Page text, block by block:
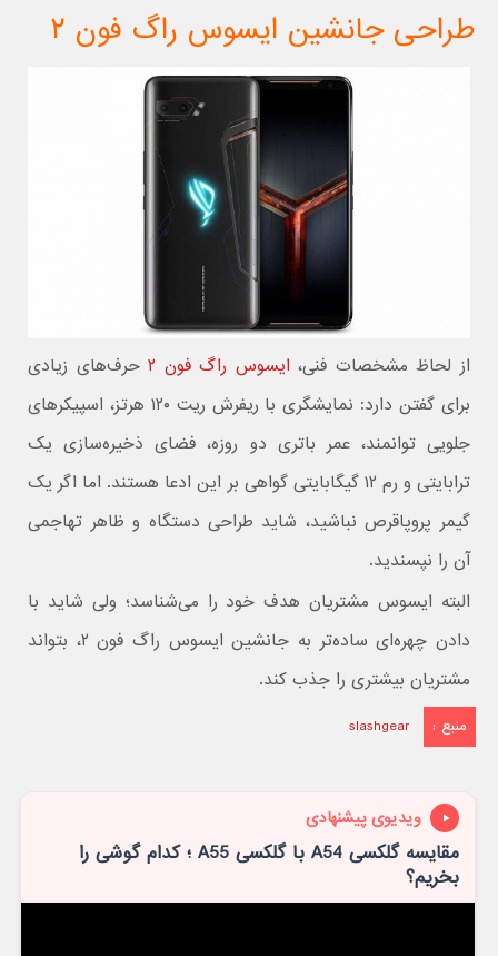
طراحی جانشین ایسوس راگ فون ۲
از لحاظ مشخصات فنی، ایسوس راگ فون ۲
حرف‌های زیادی
برای گفتن دارد: نمایشگری با ریفرش ریت ۱۲۰ هرتز، اسپیکرهای
جلویی توانمند، عمر باتری دو روزه، فضای ذخیره‌سازی یک
ترابایتی و رم ۱۲ گیگابایتی گواهی بر این ادعا هستند. اما اگر یک
گیمر پروپاقرص نباشید، شاید طراحی دستگاه و ظاهر تهاجمی
آن را نپسندید.
البته ایسوس مشتریان هدف خود را می‌شناسد؛ ولی شاید با
دادن چهره‌ای ساده‌تر به جانشین ایسوس راگ فون ۲، بتواند
مشتریان بیشتری را جذب کند.
منبع : slashgear
ویدیوی پیشنهادی
مقایسه گلکسی A54 با گلکسی A55 ؛ کدام گوشی را
بخریم؟